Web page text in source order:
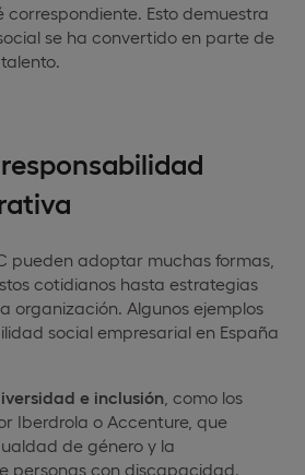
correspondiente. Esto demuestra
se ha convertido en parte de
pueden adoptar muchas formas,
cotidianos hasta estrategias
organización. Algunos ejemplos
social empresarial en España
e inclusión , como los
Iberdrola o Accenture, que
de género y la
personas con discapacidad.